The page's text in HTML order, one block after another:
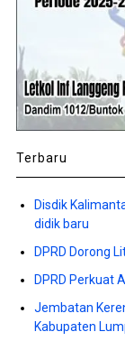
Terbaru
Disdik
didik baru
DPRD Dorong
DPRD Perkuat
Jembatan
Kabupaten